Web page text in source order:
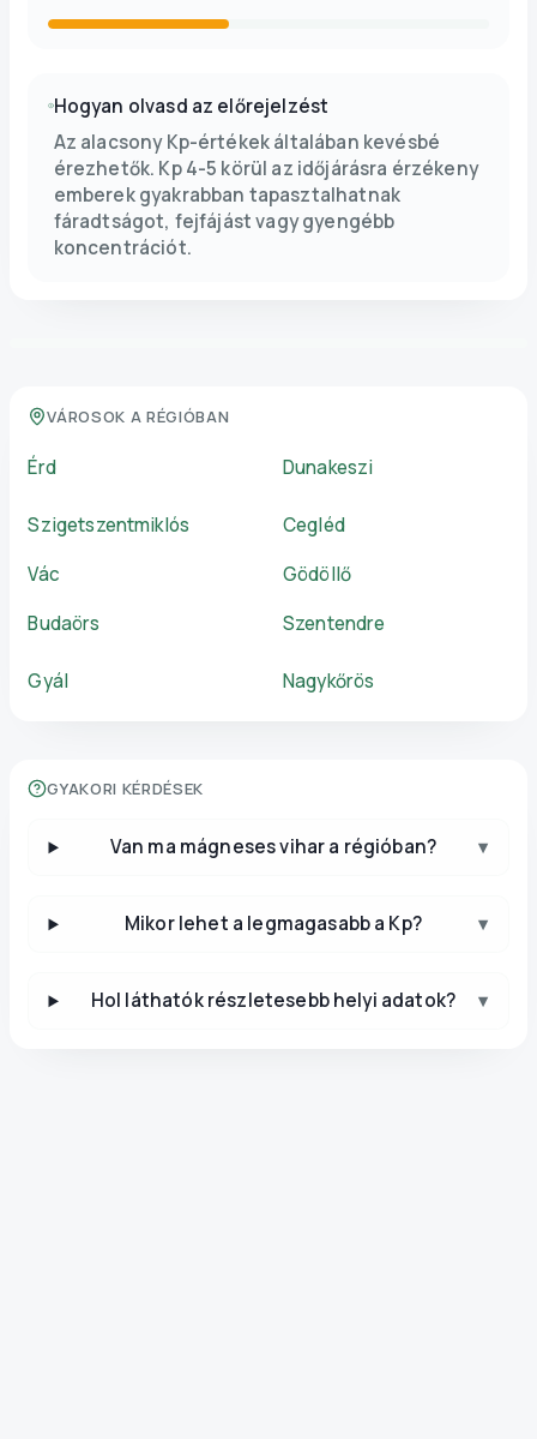
Hogyan olvasd az előrejelzést
Az alacsony Kp-értékek általában kevésbé
érezhetők. Kp 4-5 körül az időjárásra érzékeny
emberek gyakrabban tapasztalhatnak
fáradtságot, fejfájást vagy gyengébb
koncentrációt.
VÁROSOK A RÉGIÓBAN
Érd Dunakeszi
Szigetszentmiklós
Cegléd
Vác
Gödöllő
Budaörs
Szentendre
Gyál Nagykőrös
GYAKORI KÉRDÉSEK
Van ma mágneses vihar a régióban? ▾
Mikor lehet a legmagasabb a Kp? ▾
Hol láthatók részletesebb helyi adatok? ▾